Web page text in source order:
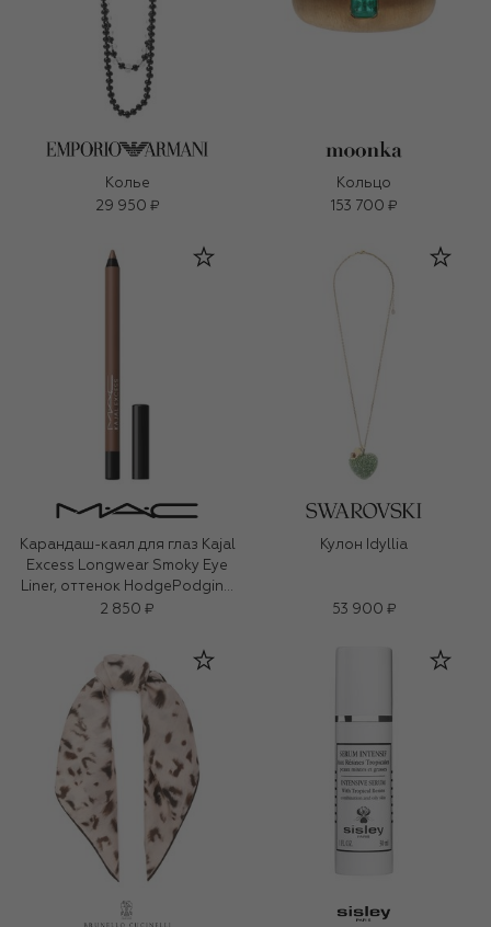
Колье
29 950 ₽
Кольцо
153 700 ₽
Карандаш-каял для глаз Kajal
Excess Longwear Smoky Eye
Liner, оттенок HodgePodging
(1,2g)
2 850 ₽
Кулон Idyllia
53 900 ₽